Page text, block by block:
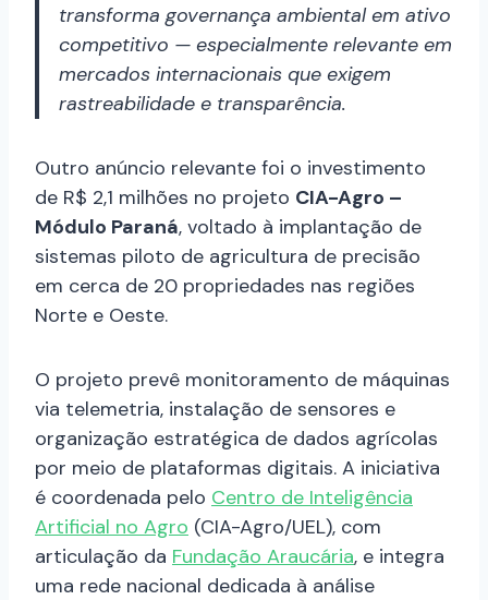
transforma governança ambiental em ativo
competitivo — especialmente relevante em
mercados internacionais que exigem
rastreabilidade e transparência.
Outro anúncio relevante foi o investimento
de R$ 2,1 milhões no projeto CIA-Agro –
Módulo Paraná, voltado à implantação de
sistemas piloto de agricultura de precisão
em cerca de 20 propriedades nas regiões
Norte e Oeste.
O projeto prevê monitoramento de máquinas
via telemetria, instalação de sensores e
organização estratégica de dados agrícolas
por meio de plataformas digitais. A iniciativa
é coordenada pelo Centro de Inteligência
Artificial no Agro (CIA-Agro/UEL), com
articulação da Fundação Araucária, e integra
uma rede nacional dedicada à análise